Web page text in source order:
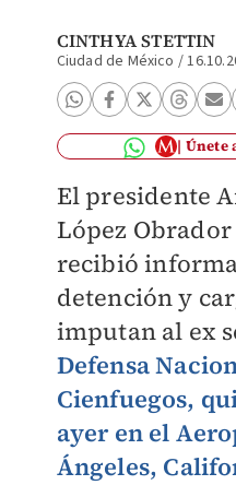
CINTHYA STETTIN
Ciudad de México /
Únete
El presidente
López
recibió
detención y
imputan al ex
Defensa
Cienfuegos,
ayer en el
Ángeles,